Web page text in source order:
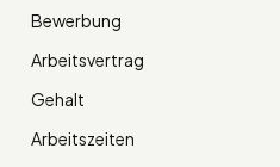
Bewerbung
Arbeitsvertrag
Gehalt
Arbeitszeiten